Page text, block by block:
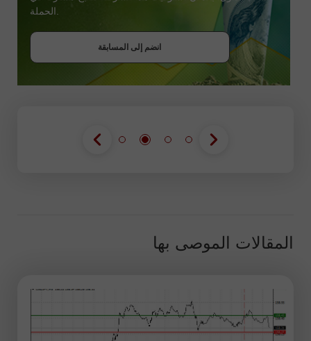
انضم إلى المسابقة
انضم إلى المسابقة
احصل على بونص
المقالات الموصى بها